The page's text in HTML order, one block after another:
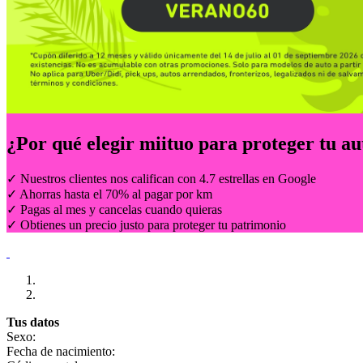
¿Por qué elegir miituo para proteger tu
✓ Nuestros clientes nos califican con 4.7 estrellas en Google
✓ Ahorras hasta el 70% al pagar por km
✓ Pagas al mes y cancelas cuando quieras
✓ Obtienes un precio justo para proteger tu patrimonio
Tus datos
Sexo:
Fecha de nacimiento: